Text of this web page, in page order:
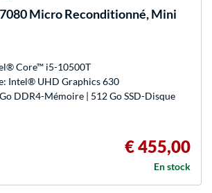
Micro Reconditionné, Mini
Core™ i5-10500T
Intel® UHD Graphics 630
DDR4-Mémoire | 512 Go SSD-Disque
€ 455,00
En stock